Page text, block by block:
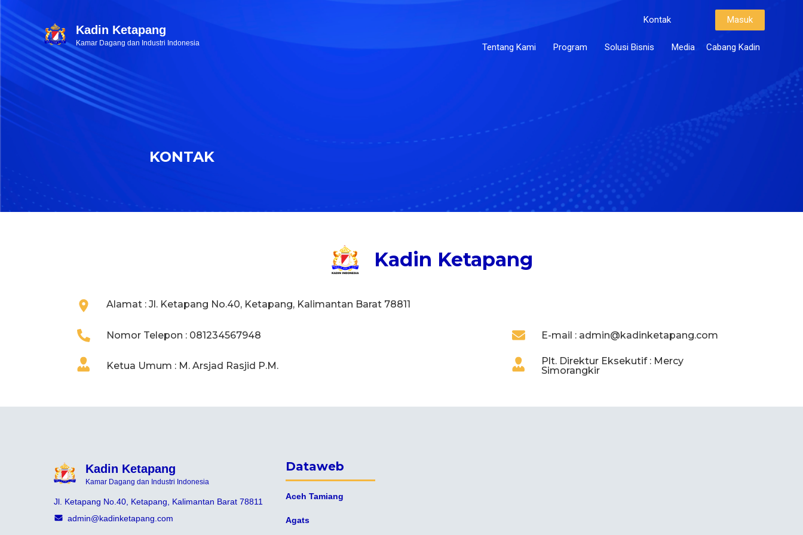
Kadin Ketapang
Kamar Dagang dan Industri Indonesia
Kontak Masuk
Tentang Kami Program Solusi Bisnis Media Cabang Kadin
KONTAK
Kadin Ketapang
Alamat : Jl. Ketapang No.40, Ketapang, Kalimantan Barat 78811
Nomor Telepon : 081234567948 E-mail : admin@kadinketapang.com
Ketua Umum : M. Arsjad Rasjid P.M.
Plt. Direktur Eksekutif : Mercy
Simorangkir
Kadin Ketapang
Kamar Dagang dan Industri Indonesia
Jl. Ketapang No.40, Ketapang, Kalimantan Barat 78811
admin@kadinketapang.com
Dataweb
Aceh Tamiang
Agats